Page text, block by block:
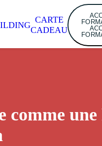
CARTE
CADEAU
comme une